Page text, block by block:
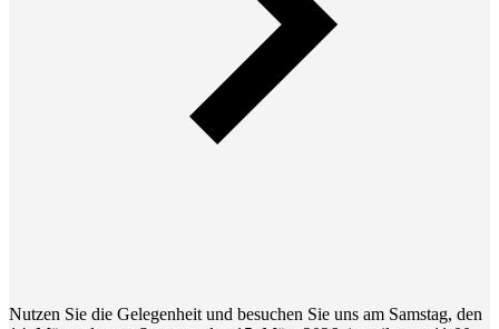
Nutzen Sie die Gelegenheit und besuchen Sie uns am Samstag, den